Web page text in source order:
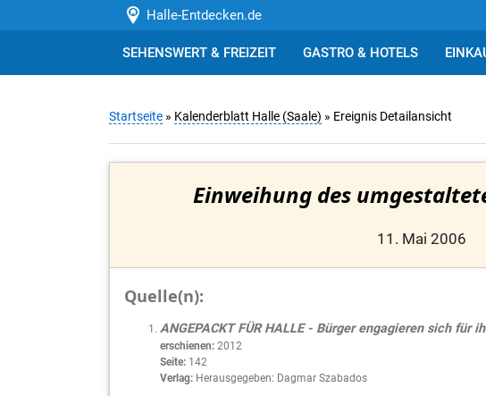
Halle-Entdecken.de
SEHENSWERT & FREIZEIT GASTRO & HOTELS
Startseite » Kalenderblatt Halle (Saale) » Ereignis Detailansicht
Einweihung des
11. Mai 2006
Quelle(n):
ANGEPACKT FÜR HALLE - Bürger engagieren sich für
erschienen: 2012
Seite: 142
Verlag: Herausgegeben: Dagmar Szabados